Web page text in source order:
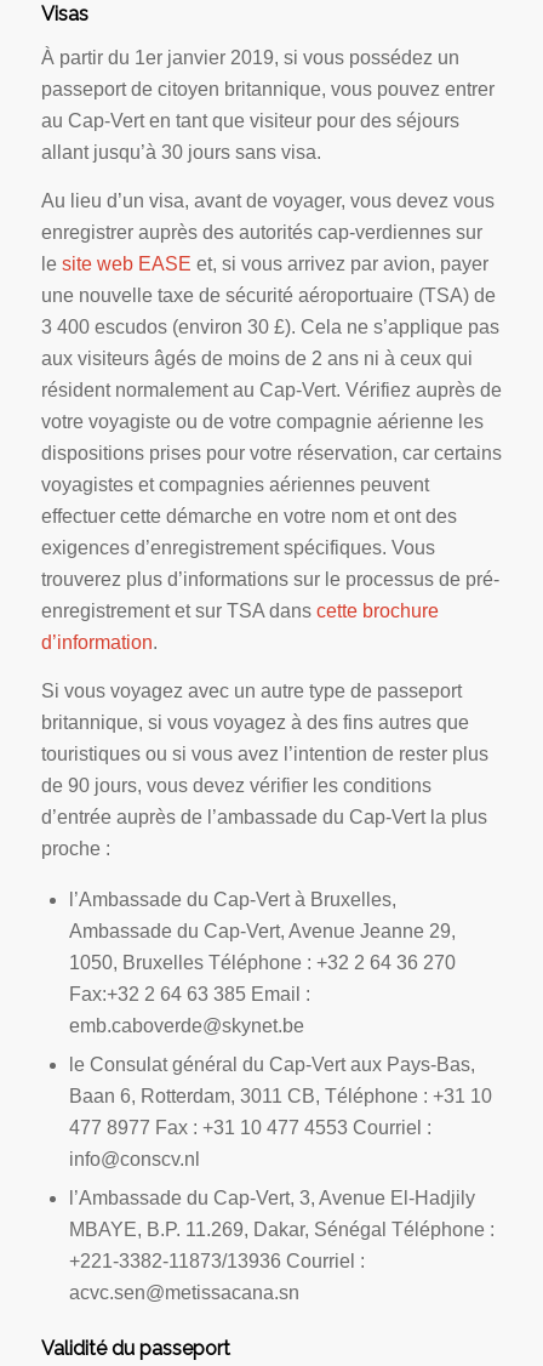
Visas
À partir du 1er janvier 2019, si vous possédez un
passeport de citoyen britannique, vous pouvez entrer
au Cap-Vert en tant que visiteur pour des séjours
allant jusqu’à 30 jours sans visa.
Au lieu d’un visa, avant de voyager, vous devez vous
enregistrer auprès des autorités cap-verdiennes sur
le site web EASE et, si vous arrivez par avion, payer
une nouvelle taxe de sécurité aéroportuaire (TSA) de
3 400 escudos (environ 30 £). Cela ne s’applique pas
aux visiteurs âgés de moins de 2 ans ni à ceux qui
résident normalement au Cap-Vert. Vérifiez auprès de
votre voyagiste ou de votre compagnie aérienne les
dispositions prises pour votre réservation, car certains
voyagistes et compagnies aériennes peuvent
effectuer cette démarche en votre nom et ont des
exigences d’enregistrement spécifiques. Vous
trouverez plus d’informations sur le processus de pré-
enregistrement et sur TSA dans cette brochure
d’information.
Si vous voyagez avec un autre type de passeport
britannique, si vous voyagez à des fins autres que
touristiques ou si vous avez l’intention de rester plus
de 90 jours, vous devez vérifier les conditions
d’entrée auprès de l’ambassade du Cap-Vert la plus
proche :
l’Ambassade du Cap-Vert à Bruxelles,
Ambassade du Cap-Vert, Avenue Jeanne 29,
1050, Bruxelles Téléphone : +32 2 64 36 270
Fax:+32 2 64 63 385 Email :
emb.caboverde@skynet.be
le Consulat général du Cap-Vert aux Pays-Bas,
Baan 6, Rotterdam, 3011 CB, Téléphone : +31 10
477 8977 Fax : +31 10 477 4553 Courriel :
info@conscv.nl
l’Ambassade du Cap-Vert, 3, Avenue El-Hadjily
MBAYE, B.P. 11.269, Dakar, Sénégal Téléphone :
+221-3382-11873/13936 Courriel :
acvc.sen@metissacana.sn
Validité du passeport